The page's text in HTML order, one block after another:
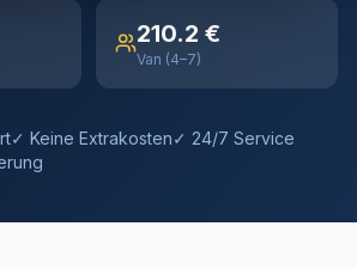
210.2 €
Van (4–7)
✓ Keine Extrakosten✓ 24/7 Service